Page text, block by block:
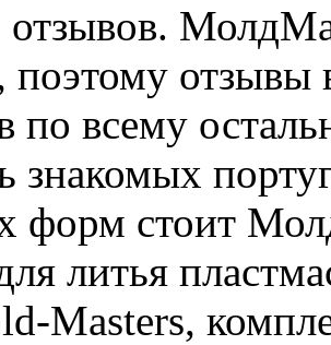
отзывов.
отзывы
по всему
знакомых
форм стоит
литья
Masters,